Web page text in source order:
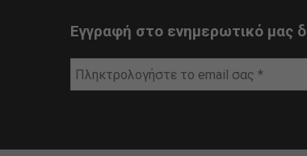
Εγγραφή στο ενημερωτικό μας